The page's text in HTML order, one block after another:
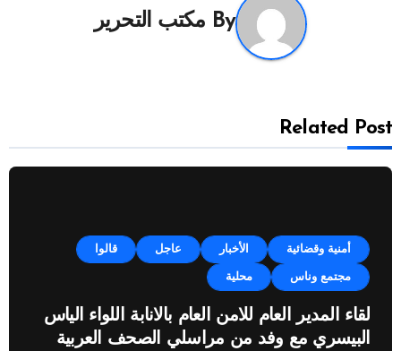
By مكتب التحرير
Related Post
أمنية وقضائية الأخبار عاجل قالوا
مجتمع وناس محلية
لقاء المدير العام للامن العام بالانابة اللواء الياس
البيسري مع وفد من مراسلي الصحف العربية